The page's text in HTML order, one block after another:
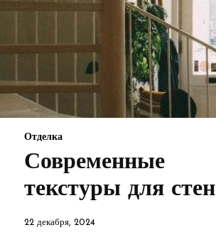
Отделка
Современные
текстуры для стен
22 декабря, 2024